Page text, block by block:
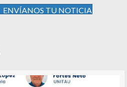
ENVÍANOS TU NOTICIA